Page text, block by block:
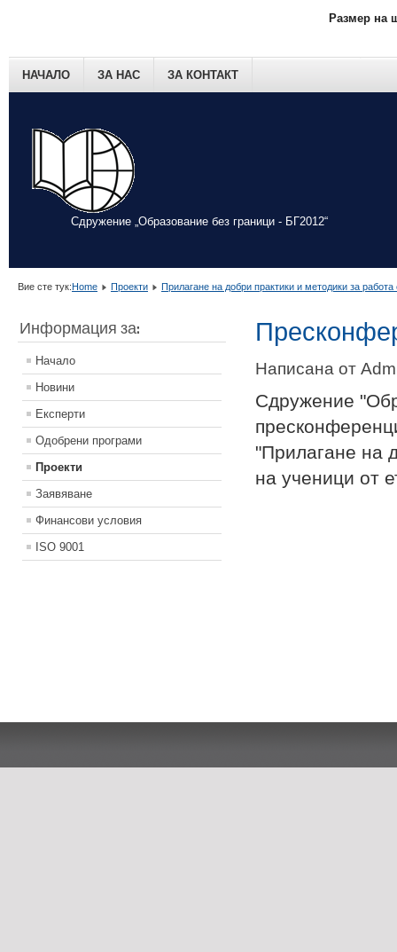
Сдружение „Образование без граници - БГ2012“
НАЧАЛО ЗА НАС ЗА КОНТАКТ
Размер на
Вие сте тук: Home Проекти Прилагане на добри практики и методики за
Информация за:
Начало
Новини
Експерти
Одобрени програми
Проекти
Заявяване
Финансови условия
ISO 9001
Написана от
Сдружение
"Прилагане на
на ученици от